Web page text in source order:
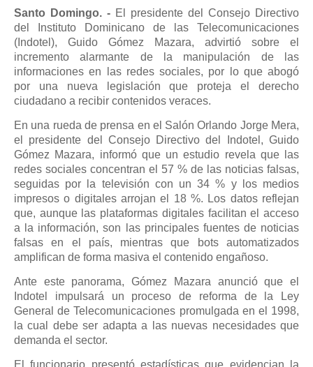
Santo Domingo. - El presidente del Consejo Directivo
del Instituto Dominicano de las Telecomunicaciones
(Indotel), Guido Gómez Mazara, advirtió sobre el
incremento alarmante de la manipulación de las
informaciones en las redes sociales, por lo que abogó
por una nueva legislación que proteja el derecho
ciudadano a recibir contenidos veraces.
En una rueda de prensa en el Salón Orlando Jorge Mera,
el presidente del Consejo Directivo del Indotel, Guido
Gómez Mazara, informó que un estudio revela que las
redes sociales concentran el 57 % de las noticias falsas,
seguidas por la televisión con un 34 % y los medios
impresos o digitales arrojan el 18 %. Los datos reflejan
que, aunque las plataformas digitales facilitan el acceso
a la información, son las principales fuentes de noticias
falsas en el país, mientras que bots automatizados
amplifican de forma masiva el contenido engañoso.
Ante este panorama, Gómez Mazara anunció que el
Indotel impulsará un proceso de reforma de la Ley
General de Telecomunicaciones promulgada en el 1998,
la cual debe ser adapta a las nuevas necesidades que
demanda el sector.
El funcionario presentó estadísticas que evidencian la